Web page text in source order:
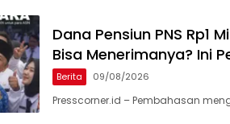
Dana Pensiun PNS Rp1
Bisa Menerimanya? Ini
Berita 09/08/2026
Presscorner.id – Pembahasan